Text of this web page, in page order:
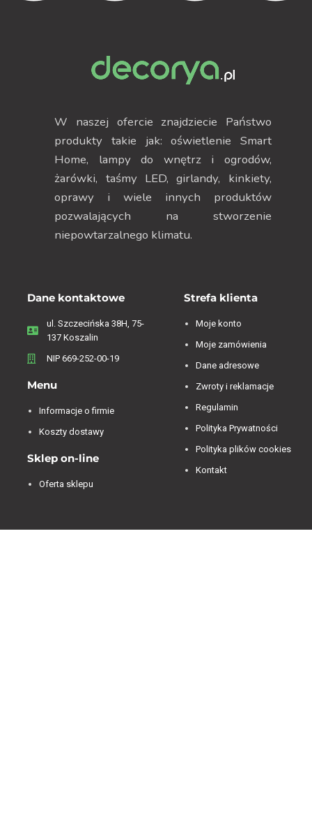
W naszej ofercie znajdziecie Państwo
produkty takie jak: oświetlenie Smart
Home, lampy do wnętrz i ogrodów,
żarówki, taśmy LED, girlandy, kinkiety,
oprawy i wiele innych produktów
pozwalających na stworzenie
niepowtarzalnego klimatu.
Dane kontaktowe
ul. Szczecińska 38H, 75-
137 Koszalin
NIP 669-252-00-19
Menu
Informacje o firmie
Koszty dostawy
Sklep on-line
Oferta sklepu
Strefa klienta
Moje konto
Moje zamówienia
Dane adresowe
Zwroty i reklamacje
Regulamin
Polityka Prywatności
Polityka plików cookies
Kontakt